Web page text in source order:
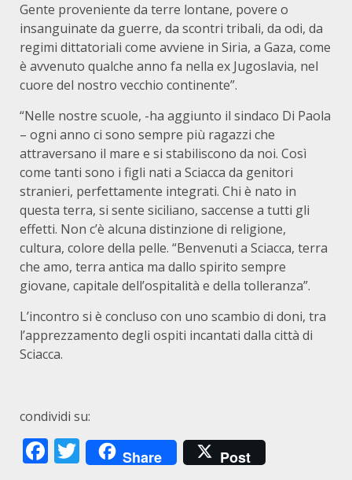
Gente proveniente da terre lontane, povere o
insanguinate da guerre, da scontri tribali, da odi, da
regimi dittatoriali come avviene in Siria, a Gaza, come
è avvenuto qualche anno fa nella ex Jugoslavia, nel
cuore del nostro vecchio continente”.
“Nelle nostre scuole, -ha aggiunto il sindaco Di Paola
– ogni anno ci sono sempre più ragazzi che
attraversano il mare e si stabiliscono da noi. Così
come tanti sono i figli nati a Sciacca da genitori
stranieri, perfettamente integrati. Chi è nato in
questa terra, si sente siciliano, saccense a tutti gli
effetti. Non c’è alcuna distinzione di religione,
cultura, colore della pelle. “Benvenuti a Sciacca, terra
che amo, terra antica ma dallo spirito sempre
giovane, capitale dell’ospitalità e della tolleranza”.
L’incontro si è concluso con uno scambio di doni, tra
l’apprezzamento degli ospiti incantati dalla città di
Sciacca.
condividi su:
Facebook
Twitter
Share Post